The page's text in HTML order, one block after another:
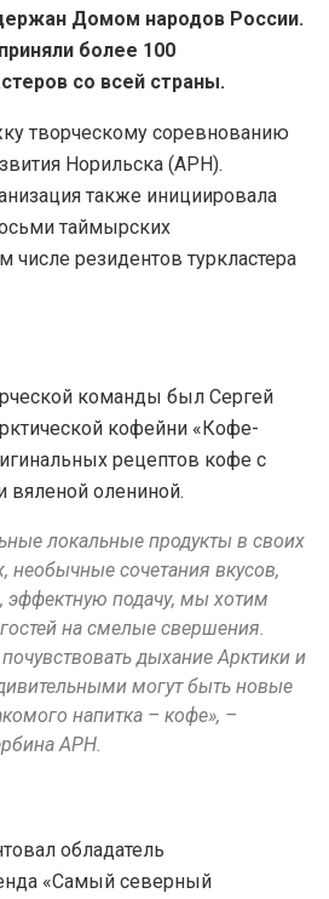
Домом народов России.
более 100
со всей страны.
творческому соревнованию
Норильска (АРН).
также инициировала
таймырских
числе резидентов туркластера
команды был Сергей
кофейни «Кофе-
рецептов кофе с
олениной.
локальные продукты в своих
необычные сочетания вкусов,
эффектную подачу, мы хотим
на смелые свершения.
дыхание Арктики и
могут быть новые
напитка – кофе», –
АРН.
обладатель
«Самый северный